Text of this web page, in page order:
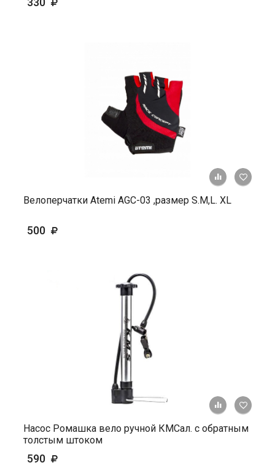
+ К
Велоперчатки Atemi AGC-03 ,размер S.М,L. ХL
500
+ К
Насос Ромашка вело ручной КМСал. с обратным
толстым штоком
590